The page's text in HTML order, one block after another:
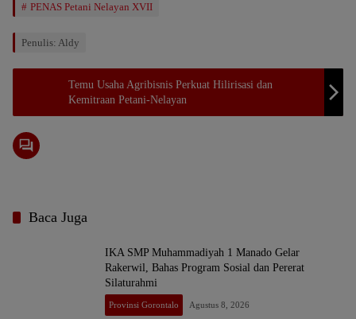
PENAS Petani Nelayan XVII
Penulis: Aldy
Temu Usaha Agribisnis Perkuat Hilirisasi dan
Kemitraan Petani-Nelayan
Baca Juga
IKA SMP Muhammadiyah 1 Manado Gelar
Rakerwil, Bahas Program Sosial dan Pererat
Silaturahmi
Provinsi Gorontalo Agustus 8, 2026